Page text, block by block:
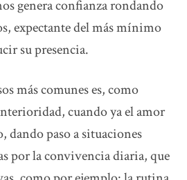
genera confianza rondando
expectante del más mínimo
su presencia.
más comunes es, como
cuando ya el amor
dando paso a situaciones
por la convivencia diaria, que